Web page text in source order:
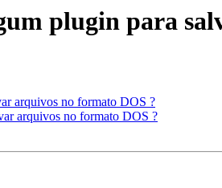
plugin para
arquivos no formato DOS ?
arquivos no formato DOS ?